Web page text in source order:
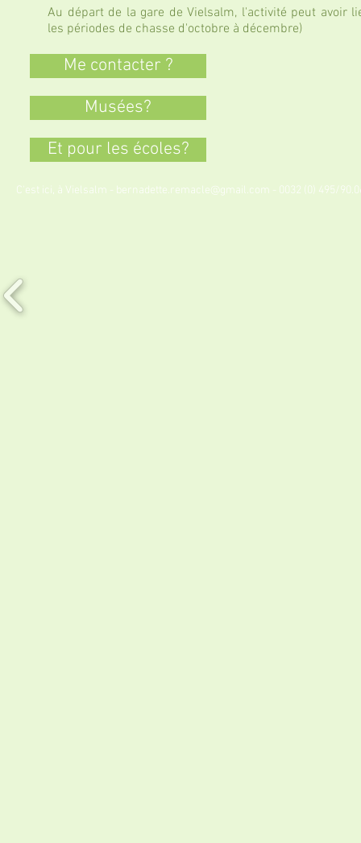
Au départ de la gare de Vielsalm, l'activité peut avoir
les périodes de chasse d'octobre à décembre)
Me contacter ?
Musées?
Et pour les écoles?
C'est ici, à Vielsalm - bernadette.remacle@gmail.com - 0032 (0) 495/